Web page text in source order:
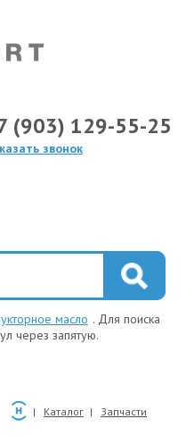
(903) 129-55-25
звонок
масло . Для поиска
через запятую.
Каталог Запчасти